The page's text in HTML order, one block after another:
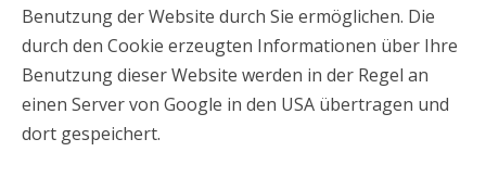
Benutzung der Website durch Sie ermöglichen. Die
durch den Cookie erzeugten Informationen über Ihre
Benutzung dieser Website werden in der Regel an
einen Server von Google in den USA übertragen und
dort gespeichert.